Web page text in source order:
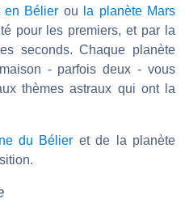
en Bélier ou
la planète Mars
pour les premiers, et par la
seconds. Chaque planète
- parfois deux - vous
thèmes astraux qui ont la
du Bélier et de la planète